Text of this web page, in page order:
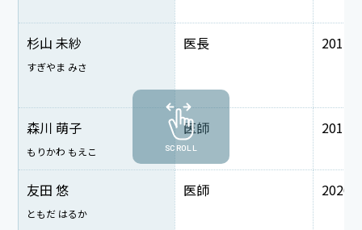
杉山 未紗
すぎやま みさ
医長 2015
森川 萌子
もりかわ もえこ
医師 2017
友田 悠
ともだ はるか
医師 2020
SCROLL